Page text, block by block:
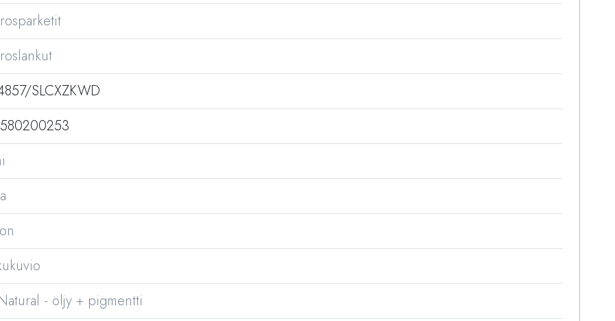
SLCXZKWD
- öljy + pigmentti